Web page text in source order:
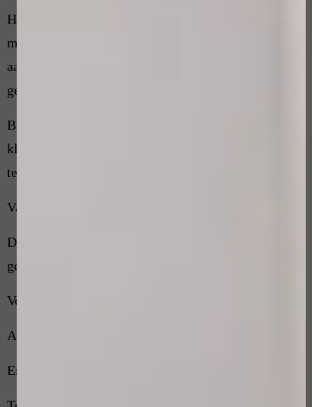
Huidprofessional (030-8007686) of u stuurt een e-
mail
aan klachtenfunctionaris@dehuidprofessional.nl en
geeft aan dat u een klacht heeft.
Binnen 2 werkdagen wordt u door de
klachtenfunctionaris teruggebeld en bespreekt u
telefonisch samen de klacht.
Vastleggen van gegevens:
De klachtenfunctionaris zal van u volgende
gegevens noteren:
Voor- en achternaam
Adres
Emailadres